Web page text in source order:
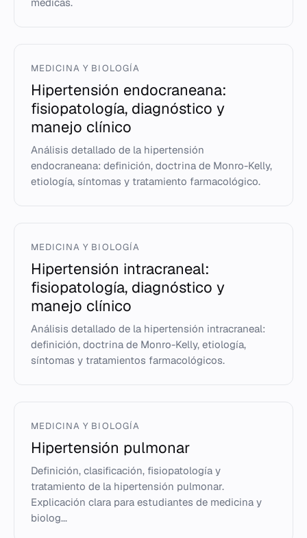
MEDICINA Y BIOLOGÍA
Hipertensión endocraneana:
fisiopatología, diagnóstico y
manejo clínico
Análisis detallado de la hipertensión
endocraneana: definición, doctrina de Monro-Kelly,
etiología, síntomas y tratamiento farmacológico.
MEDICINA Y BIOLOGÍA
Hipertensión intracraneal:
fisiopatología, diagnóstico y
manejo clínico
Análisis detallado de la hipertensión intracraneal:
definición, doctrina de Monro-Kelly, etiología,
síntomas y tratamientos farmacológicos.
MEDICINA Y BIOLOGÍA
Hipertensión pulmonar
Definición, clasificación, fisiopatología y
tratamiento de la hipertensión pulmonar.
Explicación clara para estudiantes de medicina y
biolog...